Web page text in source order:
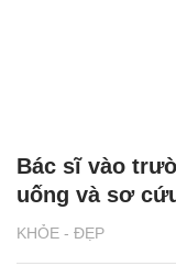
KHỎE - ĐẸP
Bác sĩ vào
uống và sơ